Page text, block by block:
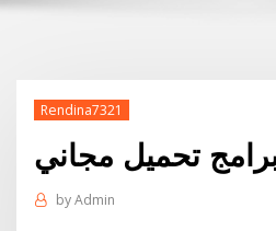
Rendina7321
تحميل مجاني
byAdmin